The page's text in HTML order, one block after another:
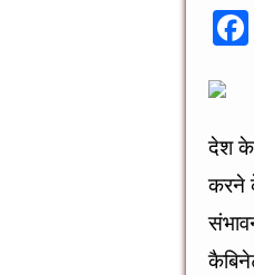
देश के
करने